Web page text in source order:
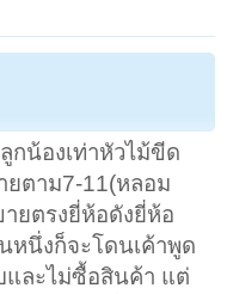
กน้องเท่าหัวไม้ขีด
ยตาม7-11(หลอม
ยตรงยี่ห้อดังยี่ห้อ
นึ่งก็จะโดนเค้าพูด
และไม่ซื้อสินค้า แต่